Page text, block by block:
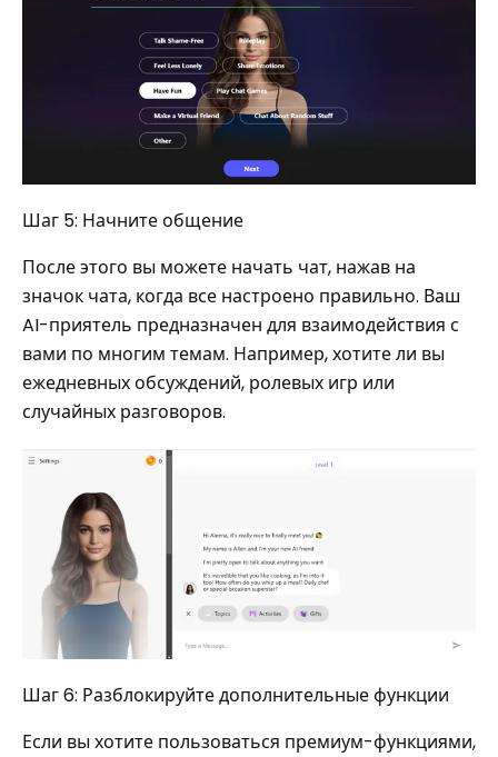
Шаг 5: Начните общение
После этого вы можете начать чат, нажав на
значок чата, когда все настроено правильно. Ваш
AI-приятель предназначен для взаимодействия с
вами по многим темам. Например, хотите ли вы
ежедневных обсуждений, ролевых игр или
случайных разговоров.
Шаг 6: Разблокируйте дополнительные функции
Если вы хотите пользоваться премиум-функциями,